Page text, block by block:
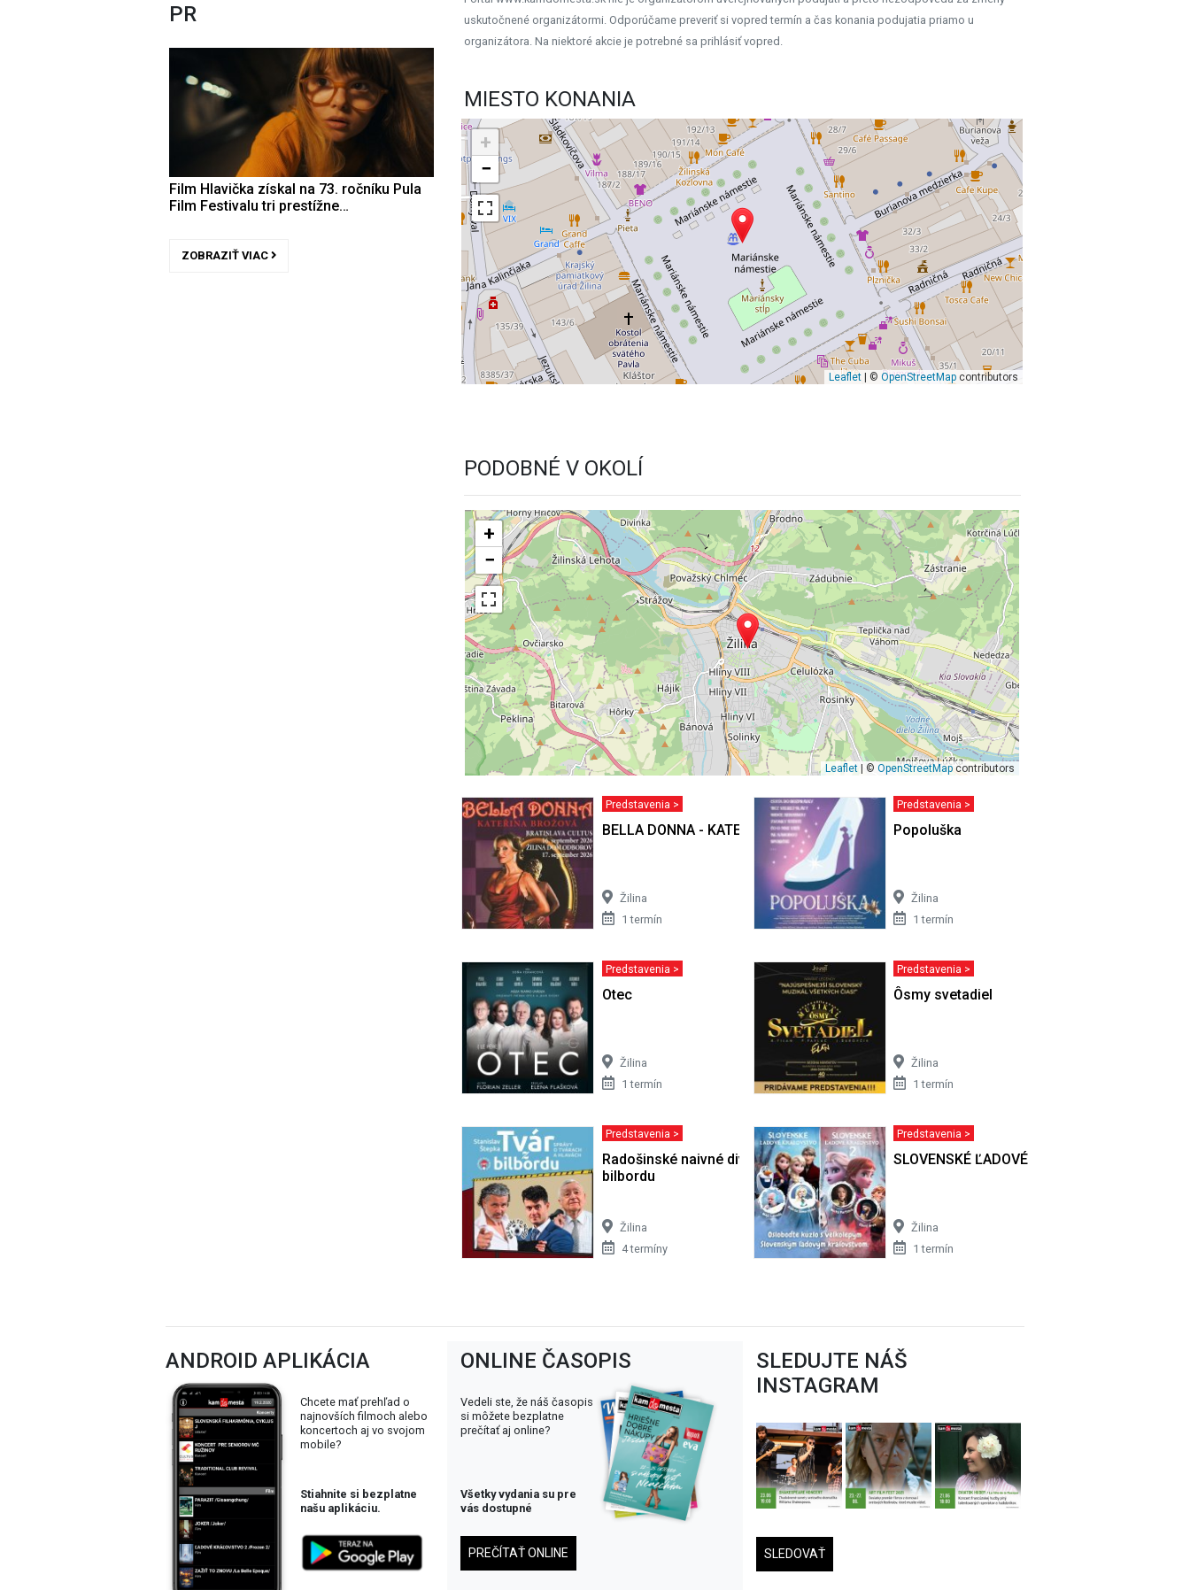
PR
Film Hlavička získal na 73. ročníku Pula
Film Festivalu tri prestížne…
ZOBRAZIŤ VIAC
uskutočnené organizátormi. Odporúčame preveriť si vopred termín a čas konania podujatia priamo u
organizátora. Na niektoré akcie je potrebné sa prihlásiť vopred.
MIESTO KONANIA
+
−
Leaflet| © OpenStreetMapcontributors
PODOBNÉ V OKOLÍ
+
−
Leaflet | ©OpenStreetMapcontributors
Predstavenia >
BELLA DONNA - KATEŘINA BROŽOVÁ
Žilina
1 termín
Predstavenia >
Popoluška
Žilina
1 termín
Predstavenia >
Otec
Žilina
1 termín
Predstavenia >
Ôsmy svetadiel
Žilina
1 termín
Predstavenia >
Radošinské naivné divadlo: Tvár z
bilbordu
Žilina
4 termíny
Predstavenia >
SLOVENSKÉ ĽADOVÉ KRÁĽOVSTVO
Žilina
1 termín
ANDROID APLIKÁCIA
Chcete mať prehľad o
najnovších filmoch alebo
koncertoch aj vo svojom
mobile?
Stiahnite si bezplatne
našu aplikáciu.
ONLINE ČASOPIS
Vedeli ste, že náš časopis
si môžete bezplatne
prečítať aj online?
Všetky vydania su pre
vás dostupné
PREČÍTAŤ ONLINE
SLEDUJTE NÁŠ
INSTAGRAM
SLEDOVAŤ